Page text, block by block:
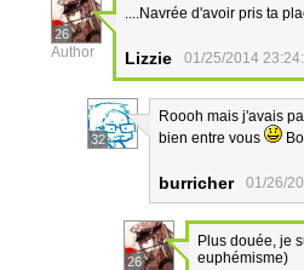
26
Author
....Navrée d'avoir pris ta
Lizzie 01/25/2014
32
Roooh mais j'avais
bien entre vous
burricher 01/26/
26
Plus douée, je
euphémisme)